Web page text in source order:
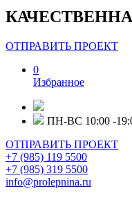
ОТПРАВИТЬ ПРОЕКТ
0
Избранное
ПН-ВС 10:00 -
ОТПРАВИТЬ ПРОЕКТ
+7 (985) 119 5500
+7 (985) 319 5500
info@prolepnina.ru